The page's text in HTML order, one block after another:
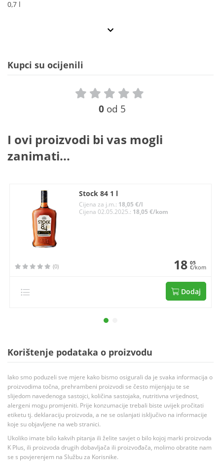
0,7 l
Kupci su ocijenili
0 od 5
I ovi proizvodi bi vas mogli
zanimati...
Stock 84 1 l
Cijena za j.m.: 18,05 €/l
Cijena 02.05.2025.: 18,05 €/kom
(0) 18 05
€/kom
Dodaj
Korištenje podataka o proizvodu
Iako smo poduzeli sve mjere kako bismo osigurali da je svaka informacija o
proizvodima točna, prehrambeni proizvodi se često mijenjaju te se
slijedom navedenoga sastojci, količina sastojaka, nutritivna vrijednost,
alergeni mogu promjeniti. Prije konzumacije trebali biste uvijek pročitati
etiketu tj. deklaraciju proizvoda, a ne se oslanjati isključivo na informacije
koje su objavljene na web stranici.
Ukoliko imate bilo kakvih pitanja ili želite savjet o bilo kojoj marki proizvoda
K Plus, ili proizvoda drugih dobavljača ili proizvođača, molimo obratite nam
se s povjerenjem na Službu za Korisnike.